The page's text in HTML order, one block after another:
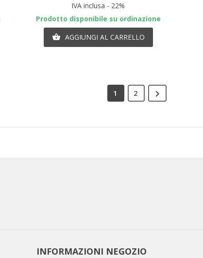
IVA inclusa - 22%
Prodotto disponibile su ordinazione
 AGGIUNGI AL CARRELLO
1 2 
INFORMAZIONI NEGOZIO